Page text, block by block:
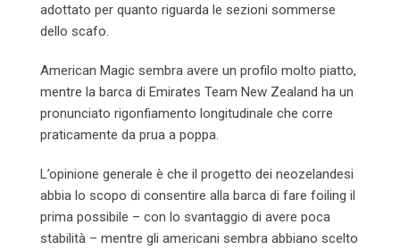
adottato per quanto riguarda le sezioni sommerse
dello scafo.
American Magic sembra avere un profilo molto piatto,
mentre la barca di Emirates Team New Zealand ha un
pronunciato rigonfiamento longitudinale che corre
praticamente da prua a poppa.
L’opinione generale è che il progetto dei neozelandesi
abbia lo scopo di consentire alla barca di fare foiling il
prima possibile – con lo svantaggio di avere poca
stabilità – mentre gli americani sembra abbiano scelto